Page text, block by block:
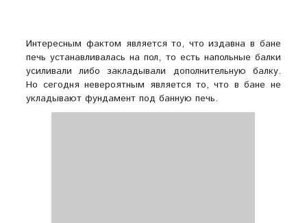
Интересным фактом является то, что издавна в бане
печь устанавливалась на пол, то есть напольные балки
усиливали либо закладывали дополнительную балку.
Но сегодня невероятным является то, что в бане не
укладывают фундамент под банную печь.